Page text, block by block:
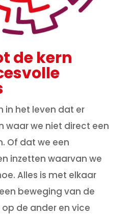
de kern
in het leven dat er
waar we niet direct een
Of dat we een
inzetten waarvan we
Alles is met elkaar
beweging van de
de ander en vice